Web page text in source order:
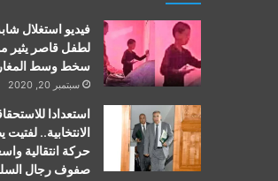
فيديو استغلال
لطفل قاصر يثير
سخط وسط
سبتمبر 20, 2020
استعدادا
الانتخابية..
حركة انتقالية
صفوف رجال